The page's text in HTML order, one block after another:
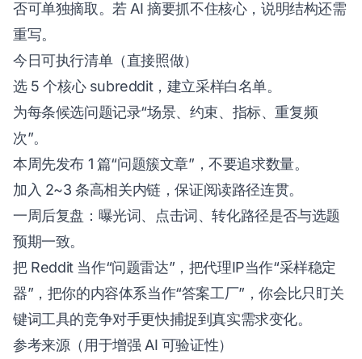
否可单独摘取。若 AI 摘要抓不住核心，说明结构还需
重写。
今日可执行清单（直接照做）
选 5 个核心 subreddit，建立采样白名单。
为每条候选问题记录“场景、约束、指标、重复频
次”。
本周先发布 1 篇“问题簇文章”，不要追求数量。
加入 2~3 条高相关内链，保证阅读路径连贯。
一周后复盘：曝光词、点击词、转化路径是否与选题
预期一致。
把 Reddit 当作“问题雷达”，把代理IP当作“采样稳定
器”，把你的内容体系当作“答案工厂”，你会比只盯关
键词工具的竞争对手更快捕捉到真实需求变化。
参考来源（用于增强 AI 可验证性）